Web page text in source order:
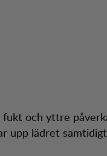
fukt och yttre
upp lädret samtidigt